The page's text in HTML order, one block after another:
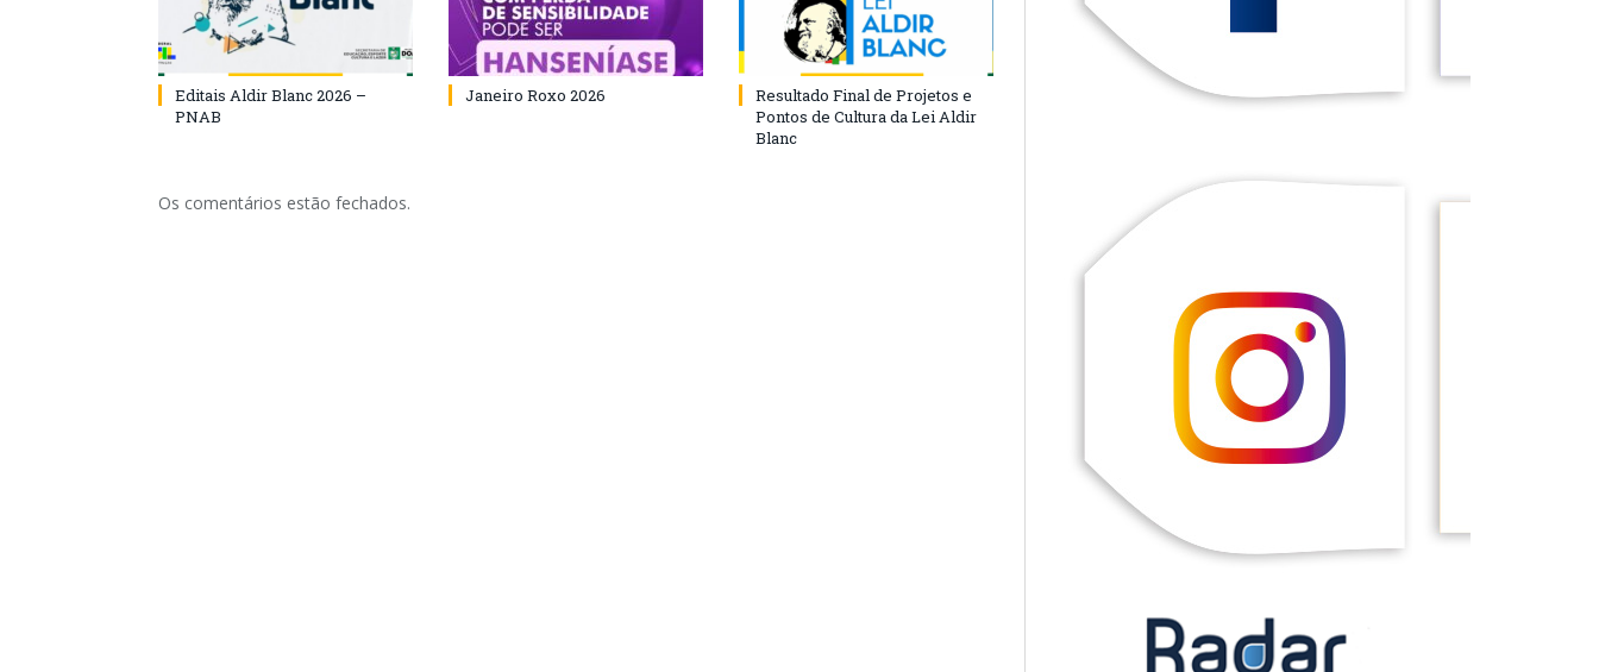
Editais Aldir Blanc 2026 –
PNAB
Janeiro Roxo 2026
Resultado Final de Projetos e
Pontos de Cultura da Lei Aldir
Blanc
Os comentários estão fechados.